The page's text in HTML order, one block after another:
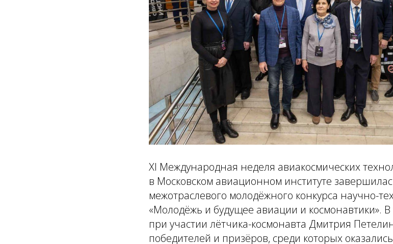
XI Международная неделя авиакосмических
в Московском авиационном институте
межотраслевого молодёжного конкурса научно-
«Молодёжь и будущее авиации и космонавтики».
при участии лётчика-космонавта Дмитрия
победителей и призёров, среди которых